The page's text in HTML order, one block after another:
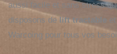
aussi facile et sans stress
disposons de lift tractable et
Warcoing pour tous vos